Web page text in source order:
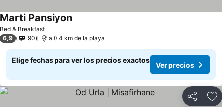
Bed & Breakfast
Marti Pansiyon
6,9 90 a 0.4 km de la playa
Elige fechas para ver los precios exactos
Ver precios
Compartir